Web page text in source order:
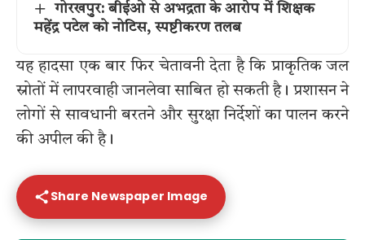
गोरखपुर: बीईओ से अभद्रता के आरोप में शिक्षक
महेंद्र पटेल को नोटिस, स्पष्टीकरण तलब
यह हादसा एक बार फिर चेतावनी देता है कि प्राकृतिक जल
स्रोतों में लापरवाही जानलेवा साबित हो सकती है। प्रशासन ने
लोगों से सावधानी बरतने और सुरक्षा निर्देशों का पालन करने
की अपील की है।
Share Newspaper Image